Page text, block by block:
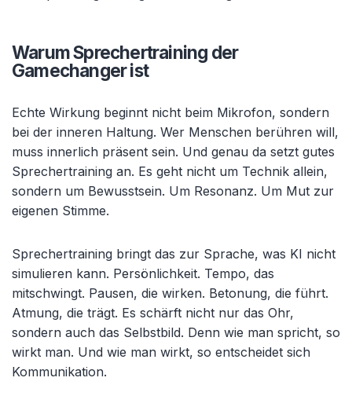
Warum Sprechertraining der
Gamechanger ist
Echte Wirkung beginnt nicht beim Mikrofon, sondern
bei der inneren Haltung. Wer Menschen berühren will,
muss innerlich präsent sein. Und genau da setzt gutes
Sprechertraining an. Es geht nicht um Technik allein,
sondern um Bewusstsein. Um Resonanz. Um Mut zur
eigenen Stimme.
Sprechertraining bringt das zur Sprache, was KI nicht
simulieren kann. Persönlichkeit. Tempo, das
mitschwingt. Pausen, die wirken. Betonung, die führt.
Atmung, die trägt. Es schärft nicht nur das Ohr,
sondern auch das Selbstbild. Denn wie man spricht, so
wirkt man. Und wie man wirkt, so entscheidet sich
Kommunikation.